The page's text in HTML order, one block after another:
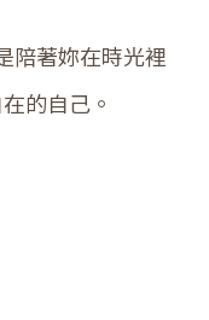
陪著妳在時光裡
的自己。